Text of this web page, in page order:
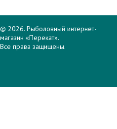
© 2026. Рыболовный интернет-
магазин «Перекат».
Все права защищены.